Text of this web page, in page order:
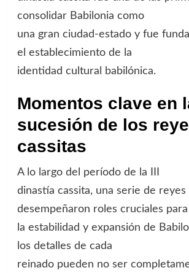
consolidar Babilonia como
una gran ciudad-estado y fue
el establecimiento de la
identidad cultural babilónica.
Momentos clave en
sucesión de los
cassitas
A lo largo del período de la III
dinastía cassita, una serie de reyes
desempeñaron roles cruciales para
la estabilidad y expansión de
los detalles de cada
reinado pueden no ser